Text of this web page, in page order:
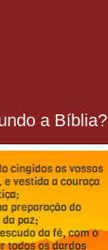
a Bíblia?